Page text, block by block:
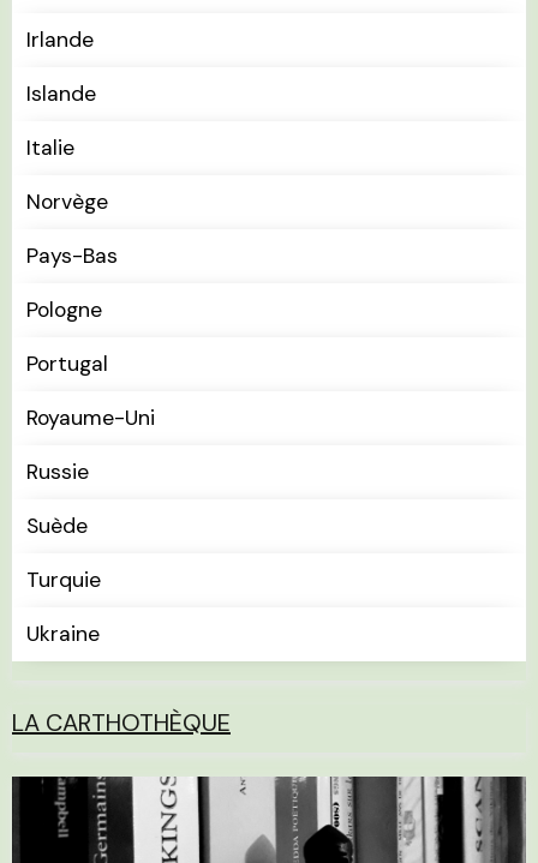
Irlande
Islande
Italie
Norvège
Pays-Bas
Pologne
Portugal
Royaume-Uni
Russie
Suède
Turquie
Ukraine
LA CARTHOTHÈQUE